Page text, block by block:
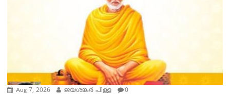
Aug 7, 2026 ജയശങ്കര്‍ പിള്ള 0